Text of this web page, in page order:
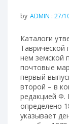
by ADMIN : 27/
Каталоги
Таврической
нем земской
почтовые
первый
второй – в
редакцией Ф.
определено
указывает